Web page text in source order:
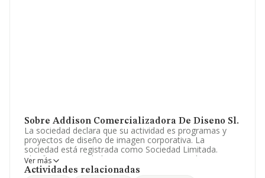
Sobre Addison Comercializadora De Diseno Sl.
La sociedad declara que su actividad es programas y
proyectos de diseño de imagen corporativa. La
sociedad está registrada como Sociedad Limitada.
Clasifica su actividad CNAE como 'Agencias de
publicidad', código 7311. La compañía no tiene actividad
Ver más
Actividades relacionadas